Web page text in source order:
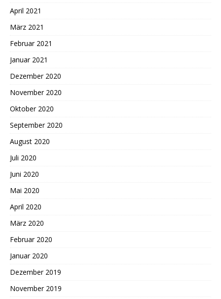
April 2021
März 2021
Februar 2021
Januar 2021
Dezember 2020
November 2020
Oktober 2020
September 2020
August 2020
Juli 2020
Juni 2020
Mai 2020
April 2020
März 2020
Februar 2020
Januar 2020
Dezember 2019
November 2019